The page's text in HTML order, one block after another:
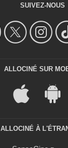
SUIVEZ-NOUS
ALLOCINÉ SUR
ALLOCINÉ À